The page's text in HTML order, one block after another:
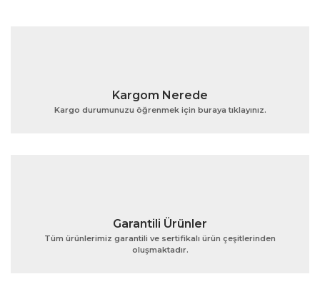
Kargom Nerede
Kargo durumunuzu öğrenmek için buraya tıklayınız.
Garantili Ürünler
Tüm ürünlerimiz garantili ve sertifikalı ürün çeşitlerinden
oluşmaktadır.